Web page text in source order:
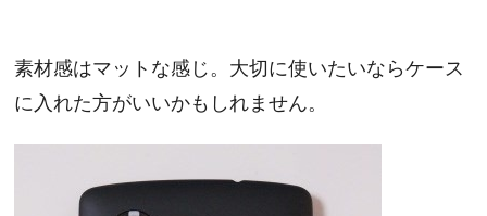
素材感はマットな感じ。大切に使いたいならケース
に入れた方がいいかもしれません。